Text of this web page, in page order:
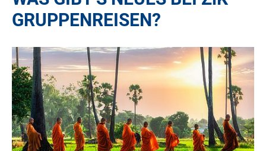
GRUPPENREISEN?